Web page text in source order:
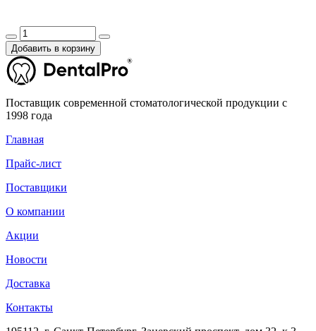
Добавить в корзину
Поставщик современной стоматологической продукции с
1998 года
Главная
Прайс-лист
Поставщики
О компании
Акции
Новости
Доставка
Контакты